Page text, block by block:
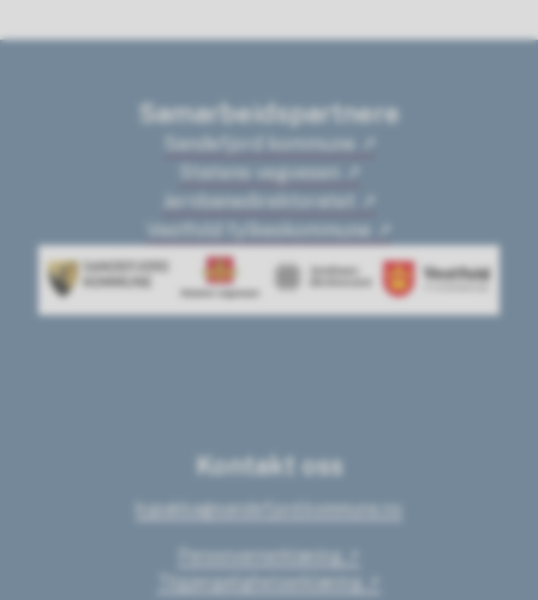
Kontakt oss
bypakka@sandefjord.kommune.no
Personvernerklæring
Tilgjengelighetserklæring
Samarbeidspartnere
Sandefjord kommune
Statens vegvesen
Jernbanedirektoratet
Vestfold fylkeskommune